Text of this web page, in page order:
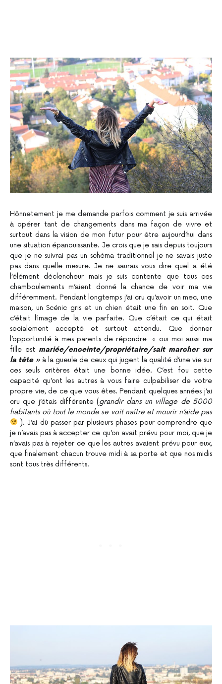
Hônnetement je me demande parfois comment je suis arrivée
à opérer tant de changements dans ma façon de vivre et
surtout dans la vision de mon futur pour être aujourd’hui dans
une situation épanouissante. Je crois que je sais depuis toujours
que je ne suivrai pas un schéma traditionnel je ne savais juste
pas dans quelle mesure. Je ne saurais vous dire quel a été
l’élément déclencheur mais je suis contente que tous ces
chamboulements m’aient donné la chance de voir ma vie
différemment. Pendant longtemps j’ai cru qu’avoir un mec, une
maison, un Scénic gris et un chien était une fin en soit. Que
c’était l’image de la vie parfaite. Que c’était ce qui était
socialement accepté et surtout attendu. Que donner
l’opportunité à mes parents de répondre: « oui moi aussi ma
fille est mariée/enceinte/propriétaire/sait marcher sur
la tête » à la gueule de ceux qui jugent la qualité d’une vie sur
ces seuls critères était une bonne idée. C’est fou cette
capacité qu’ont les autres à vous faire culpabiliser de votre
propre vie, de ce que vous êtes. Pendant quelques années j’ai
cru que j’étais différente (grandir dans un village de 5000
habitants où tout le monde se voit naître et mourir n’aide pas
). J’ai dû passer par plusieurs phases pour comprendre que
je n’avais pas à accepter ce qu’on avait prévu pour moi, que je
n’avais pas à rejeter ce que les autres avaient prévu pour eux,
que finalement chacun trouve midi à sa porte et que nos midis
sont tous très différents.